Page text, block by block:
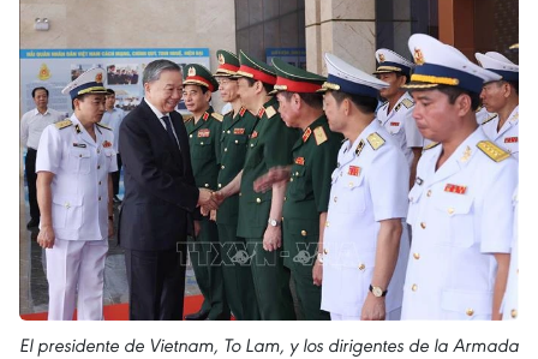
El presidente de Vietnam, To Lam, y los dirigentes de la Armada